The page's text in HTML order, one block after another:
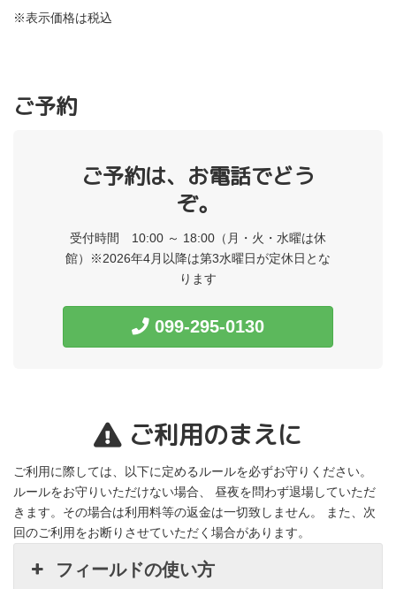
※表示価格は税込
ご予約
ご予約は、お電話でどう
ぞ。
受付時間 10:00 ～ 18:00 （月・火・水曜は休
館）※2026年4月以降は第3水曜日が定休日とな
ります
099-295-0130
ご利用のまえに
ご利用に際しては、以下に定めるルールを必ずお守りください。
ルールをお守りいただけない場合、 昼夜を問わず退場していただ
きます。その場合は利用料等の返金は一切致しません。 また、次
回のご利用をお断りさせていただく場合があります。
フィールドの使い方